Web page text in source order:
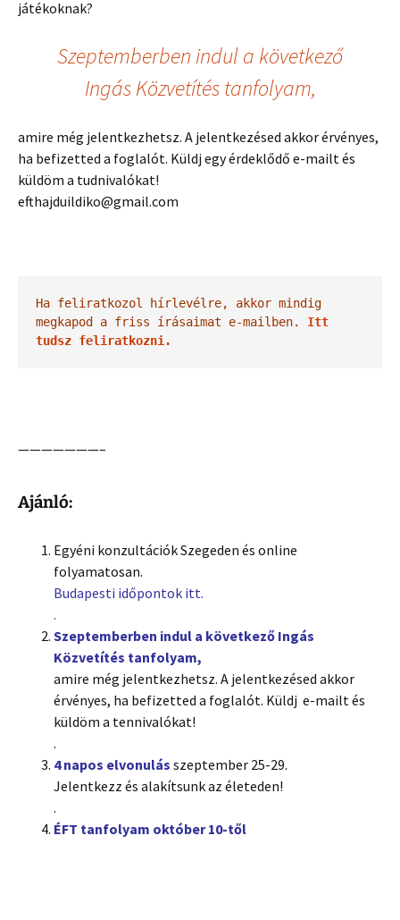
játékoknak?
Szeptemberben indul a következő
Ingás Közvetítés tanfolyam,
amire még jelentkezhetsz. A jelentkezésed akkor érvényes,
ha befizetted a foglalót. Küldj egy érdeklődő e-mailt és
küldöm a tudnivalókat!
efthajduildiko@gmail.com
Ha feliratkozol hírlevélre, akkor mindig
megkapod a friss írásaimat e-mailben. Itt
tudsz feliratkozni.
———————–
Ajánló:
Egyéni konzultációk Szegeden és online
folyamatosan.
Budapesti időpontok itt.
.
Szeptemberben indul a következő Ingás
Közvetítés tanfolyam,
amire még jelentkezhetsz. A jelentkezésed akkor
érvényes, ha befizetted a foglalót. Küldj e-mailt és
küldöm a tennivalókat!
.
4 napos elvonulás szeptember 25-29.
Jelentkezz és alakítsunk az életeden!
.
ÉFT tanfolyam október 10-től